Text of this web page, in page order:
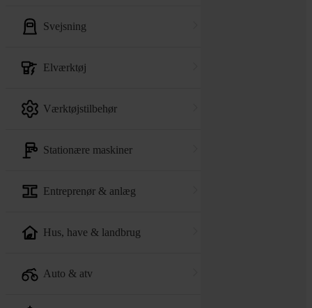
svejsning
elværktøj
værktøjstilbehør
stationære maskiner
entreprenør & anlæg
hus, have & landbrug
auto & atv